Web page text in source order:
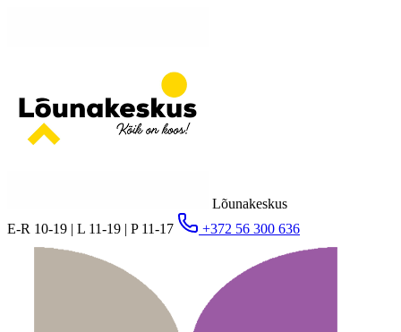
Lõunakeskus
E-R 10-19 | L 11-19 | P 11-17
+372 56 300 636